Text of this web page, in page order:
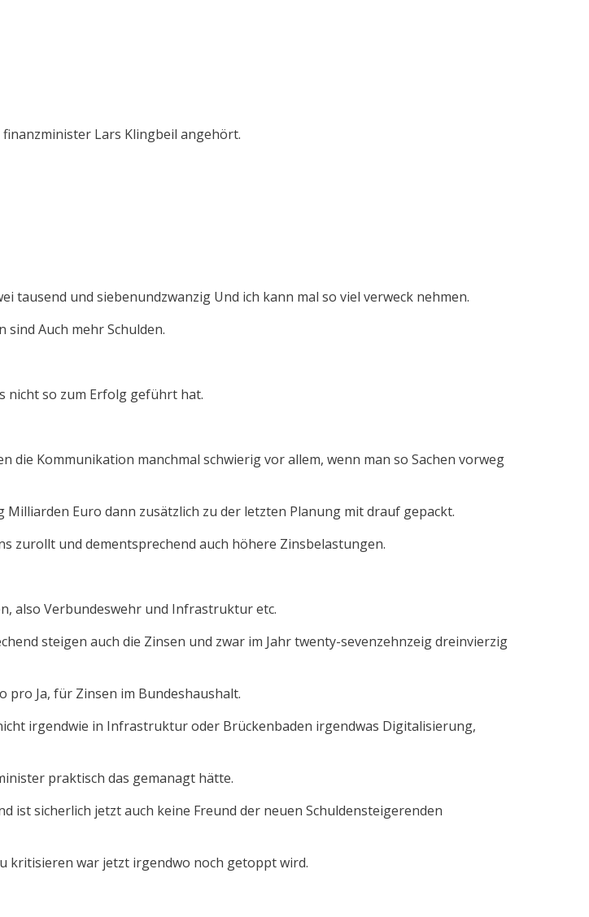
Lars Klingbeil angehört.
tausend und siebenundzwanzig Und ich kann mal so viel verweck nehmen.
Auch mehr Schulden.
nicht so zum Erfolg geführt hat.
die Kommunikation manchmal schwierig vor allem, wenn man so Sachen vorweg
Euro dann zusätzlich zu der letzten Planung mit drauf gepackt.
zurollt und dementsprechend auch höhere Zinsbelastungen.
also Verbundeswehr und Infrastruktur etc.
steigen auch die Zinsen und zwar im Jahr twenty-sevenzehnzeig dreinvierzig
pro Ja, für Zinsen im Bundeshaushalt.
irgendwie in Infrastruktur oder Brückenbaden irgendwas Digitalisierung,
praktisch das gemanagt hätte.
ist sicherlich jetzt auch keine Freund der neuen Schuldensteigerenden
kritisieren war jetzt irgendwo noch getoppt wird.